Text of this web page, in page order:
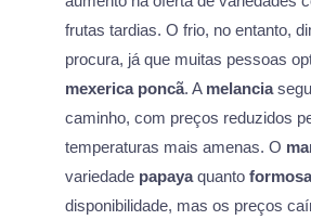
frutas tardias. O frio, no entanto,
procura, já que muitas pessoas
mexerica poncã. A melancia
caminho, com preços reduzidos
temperaturas mais amenas. O
variedade papayaquanto formosa
disponibilidade, mas os preços